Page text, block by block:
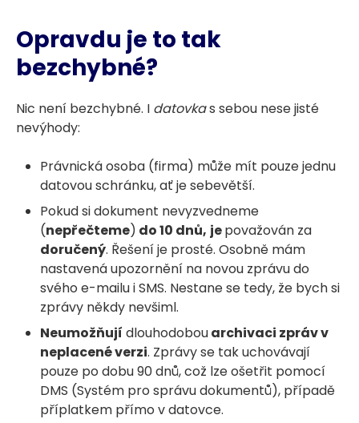
Opravdu je to tak
bezchybné?
Nic není bezchybné. I datovkas sebou nese jisté
nevýhody:
Právnická osoba (firma) může mít pouze jednu
datovou schránku, ať je sebevětší.
Pokud si dokument nevyzvedneme
(nepřečteme) do 10 dnů, jepovažován za
doručený. Řešení je prosté. Osobně mám
nastavená upozornění na novou zprávu do
svého e-mailu i SMS. Nestane se tedy, že bych si
zprávy někdy nevšiml.
Neumožňují dlouhodobouarchivaci zpráv v
neplacené verzi. Zprávy se tak uchovávají
pouze po dobu 90 dnů, což lze ošetřit pomocí
DMS (Systém pro správu dokumentů), případě
příplatkem přímo v datovce.